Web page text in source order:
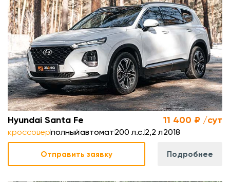
Hyundai Santa Fe 11 400 ₽ /сут
кроссоверполныйавтомат200 л.с.2,2 л2018
Отправить заявку Подробнее